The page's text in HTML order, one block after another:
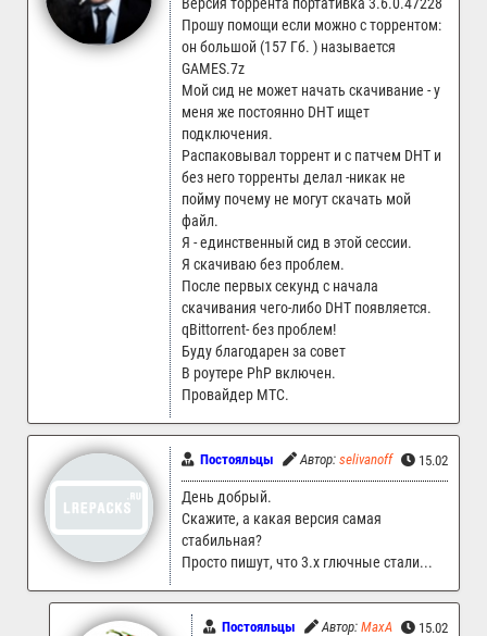
Прошу помощи если можно с торрентом:
он большой (157 Гб. ) называется
GAMES.7z
Мой сид не может начать скачивание - у
меня же постоянно DHT ищет
подключения.
Распаковывал торрент и с патчем DHT и
без него торренты делал -никак не
пойму почему не могут скачать мой
файл.
Я - единственный сид в этой сессии.
Я скачиваю без проблем.
После первых секунд с начала
скачивания чего-либо DHT появляется.
qBittorrent- без проблем!
Буду благодарен за совет
В роутере PhP включен.
Провайдер МТС.
Постояльцы Автор: selivanoff 15.02.2026
День добрый.
Скажите, а какая версия самая
стабильная?
Просто пишут, что 3.х глючные стали...
Постояльцы Автор: MaxA 15.02.2026